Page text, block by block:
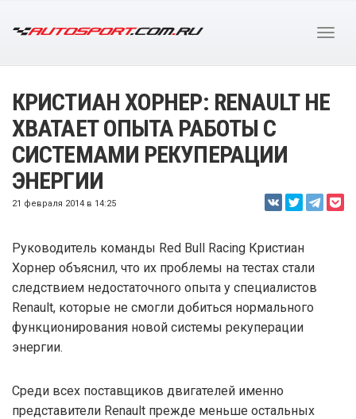
КРИСТИАН ХОРНЕР: RENAULT НЕ
ХВАТАЕТ ОПЫТА РАБОТЫ С
СИСТЕМАМИ РЕКУПЕРАЦИИ
ЭНЕРГИИ
21 февраля 2014 в 14:25
Руководитель команды Red Bull Racing Кристиан
Хорнер объяснил, что их проблемы на тестах стали
следствием недостаточного опыта у специалистов
Renault, которые не смогли добиться нормального
функционирования новой системы рекуперации
энергии.
Среди всех поставщиков двигателей именно
представители Renault прежде меньше остальных